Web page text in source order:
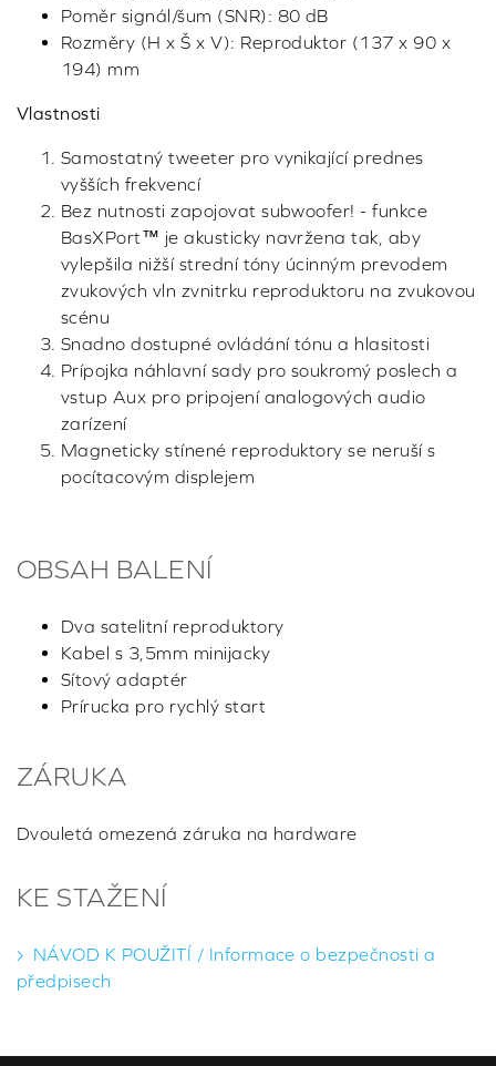
Poměr signál/šum (SNR): 80 dB
Rozměry (H x Š x V): Reproduktor (137 x 90 x
194) mm
Vlastnosti
Samostatný tweeter pro vynikající prednes
vyšších frekvencí
Bez nutnosti zapojovat subwoofer! - funkce
BasXPort™ je akusticky navržena tak, aby
vylepšila nižší strední tóny úcinným prevodem
zvukových vln zvnitrku reproduktoru na zvukovou
scénu
Snadno dostupné ovládání tónu a hlasitosti
Prípojka náhlavní sady pro soukromý poslech a
vstup Aux pro pripojení analogových audio
zarízení
Magneticky stínené reproduktory se neruší s
pocítacovým displejem
OBSAH BALENÍ
Dva satelitní reproduktory
Kabel s 3,5mm minijacky
Sítový adaptér
Prírucka pro rychlý start
ZÁRUKA
Dvouletá omezená záruka na hardware
KE STAŽENÍ
NÁVOD K POUŽITÍ / Informace o bezpečnosti a
předpisech